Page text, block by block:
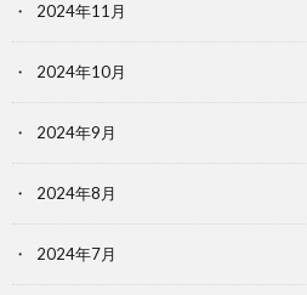
2024年11月
2024年10月
2024年9月
2024年8月
2024年7月